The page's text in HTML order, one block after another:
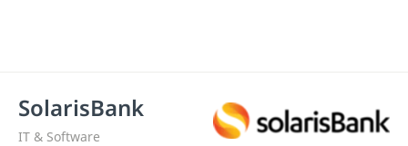
SolarisBank
IT & Software